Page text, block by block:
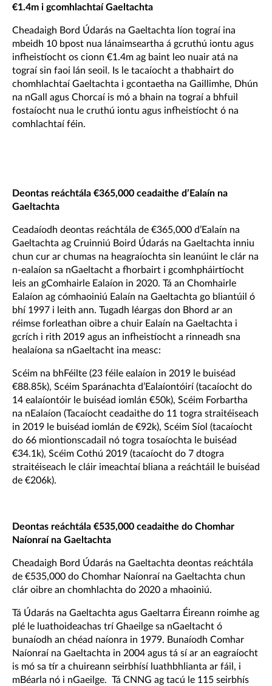
€1.4m i gcomhlachtaí Gaeltachta
Cheadaigh Bord Údarás na Gaeltachta líon tograí ina
mbeidh 10 bpost nua lánaimseartha á gcruthú iontu agus
infheistíocht os cionn €1.4m ag baint leo nuair atá na
tograí sin faoi lán seoil. Is le tacaíocht a thabhairt do
chomhlachtaí Gaeltachta i gcontaetha na Gaillimhe, Dhún
na nGall agus Chorcaí is mó a bhain na tograí a bhfuil
fostaíocht nua le cruthú iontu agus infheistíocht ó na
comhlachtaí féin.
Deontas reáchtála €365,000 ceadaithe d’Ealaín na
Gaeltachta
Ceadaíodh deontas reáchtála de €365,000 d’Ealaín na
Gaeltachta ag Cruinniú Boird Údarás na Gaeltachta inniu
chun cur ar chumas na heagraíochta sin leanúint le clár na
n-ealaíon sa nGaeltacht a fhorbairt i gcomhpháirtíocht
leis an gComhairle Ealaíon in 2020. Tá an Chomhairle
Ealaíon ag cómhaoiniú Ealaín na Gaeltachta go bliantúil ó
bhí 1997 i leith ann. Tugadh léargas don Bhord ar an
réimse forleathan oibre a chuir Ealaín na Gaeltachta i
gcrích i rith 2019 agus an infheistíocht a rinneadh sna
healaíona sa nGaeltacht ina measc:
Scéim na bhFéilte (23 féile ealaíon in 2019 le buiséad
€88.85k), Scéim Sparánachta d’Ealaíontóirí (tacaíocht do
14 ealaíontóir le buiséad iomlán €50k), Scéim Forbartha
na nEalaíon (Tacaíocht ceadaithe do 11 togra straitéiseach
in 2019 le buiséad iomlán de €92k), Scéim Síol (tacaíocht
do 66 miontionscadail nó togra tosaíochta le buiséad
€34.1k), Scéim Cothú 2019 (tacaíocht do 7 dtogra
straitéiseach le cláir imeachtaí bliana a reáchtáil le buiséad
de €206k).
Deontas reáchtála €535,000 ceadaithe do Chomhar
Naíonraí na Gaeltachta
Cheadaigh Bord Údarás na Gaeltachta deontas reáchtála
de €535,000 do Chomhar Naíonraí na Gaeltachta chun
clár oibre an chomhlachta do 2020 a mhaoiniú.
Tá Údarás na Gaeltachta agus Gaeltarra Éireann roimhe ag
plé le luathoideachas trí Ghaeilge sa nGaeltacht ó
bunaíodh an chéad naíonra in 1979. Bunaíodh Comhar
Naíonraí na Gaeltachta in 2004 agus tá sí ar an eagraíocht
is mó sa tír a chuireann seirbhísí luathbhlianta ar fáil, i
mBéarla nó i nGaeilge. Tá CNNG ag tacú le 115 seirbhís